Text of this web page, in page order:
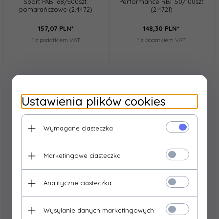
pomarańczowe (2.4472)
157,07 PLN*
* z podatkiem VAT
(2.4721)
148,30 PLN*
* z podatkiem VAT
UMAREX
Umarex - Kule gumowe T4E
Practice RUB .50/500szt.
UMAREX
Umarex - Kule gumowe T4E
Practice RUB .50/100szt.
Ustawienia plików cookies
Wymagane ciasteczka
Marketingowe ciasteczka
Analityczne ciasteczka
Wysyłanie danych marketingowych